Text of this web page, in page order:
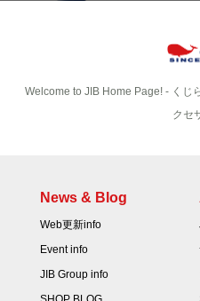
Welcome to JIB Home Page! ‐ くじ
クセ
News & Blog
Web更新info
Event info
JIB Group info